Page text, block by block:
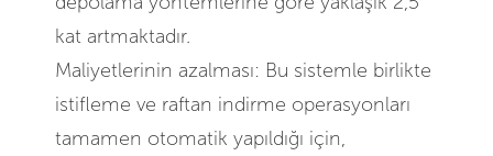
kat artmaktadır.
Maliyetlerinin azalması: Bu sistemle birlikte
istifleme ve raftan indirme operasyonları
tamamen otomatik yapıldığı için,